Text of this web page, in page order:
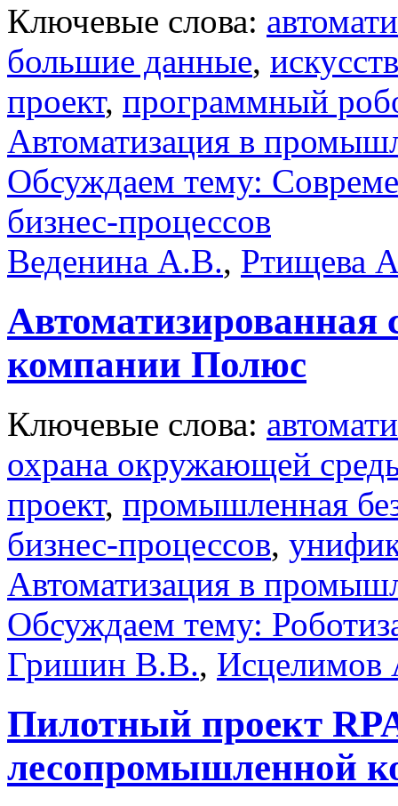
Ключевые слова:
большие данные,
проект, программный
Автоматизация в
Обсуждаем тему:
бизнес-процессов
Веденина А.В., Ртищева
компании Полюс
Ключевые слова:
охрана окружающей
проект, промышленная
бизнес-процессов,
Автоматизация в
Обсуждаем тему:
Гришин В.В.,
Пилотный проект
лесопромышленной